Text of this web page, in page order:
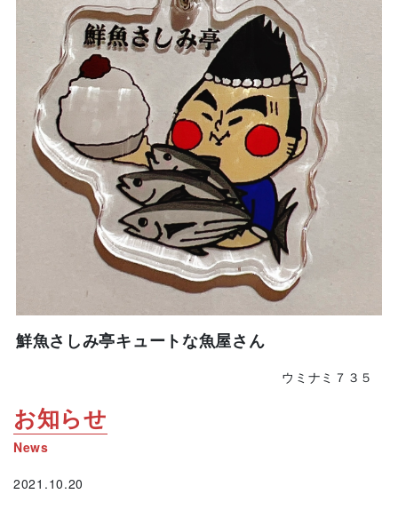
鮮魚さしみ亭キュートな魚屋さん
ウミナミ７３５
お知らせ
News
2021.10.20